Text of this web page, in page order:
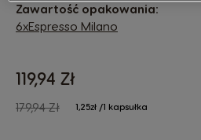
Zawartość opakowania:
6xEspresso Milano
The price depends on the chosen options
Regular Price
179,94 Zł
119,94 Zł
1,25zł /1 kapsułka